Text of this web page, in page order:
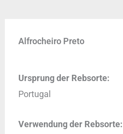
Alfrocheiro Preto
Ursprung der Rebsorte:
Portugal
Verwendung der Rebsorte: